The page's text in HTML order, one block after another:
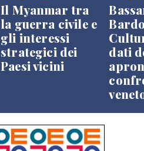
Il Myanmar tra
la guerra civile e
gli interessi
strategici dei
Paesi vicini
dati